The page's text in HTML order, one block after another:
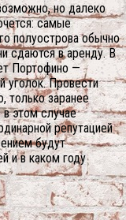
но далеко
самые
полуострова обычно
сдаются в аренду. В
Портофино —
уголок. Провести
только заранее
в этом случае
репутацией
будут
и в каком году